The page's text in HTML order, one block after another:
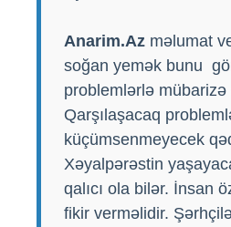
Anarim.Az məlumat
soğan yemək bunu
problemlərlə mübarizə
Qarşılaşacaq
küçümsenmeyecek
Xəyalpərəstin
qalıcı ola bilər. İnsan
fikir verməlidir.